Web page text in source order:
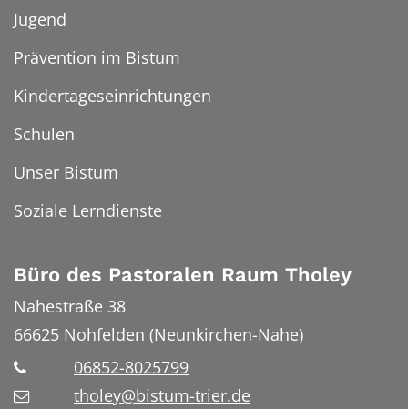
Jugend
Prävention im Bistum
Kindertageseinrichtungen
Schulen
Unser Bistum
Soziale Lerndienste
Büro des Pastoralen Raum Tholey
Nahestraße 38
66625 Nohfelden (Neunkirchen-Nahe)
06852-8025799
tholey@bistum-trier.de